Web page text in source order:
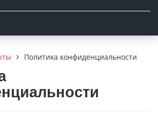
Политика конфиденциальности